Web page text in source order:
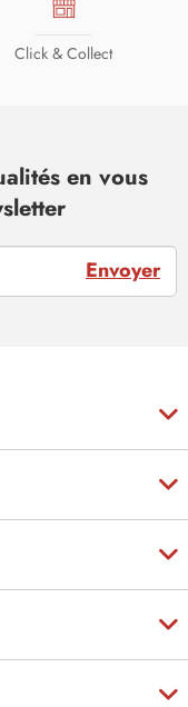
Click & Collect
en vous
Envoyer